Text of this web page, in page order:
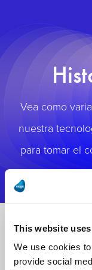
This website
We use cookies
provide social
Vea como
nuestra
para tomar el